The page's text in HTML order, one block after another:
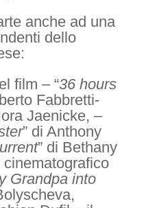
anche ad una
dello
film – “36 hours
Fabbretti-
Jaenicke, –
” di Anthony
” di Bethany
Grandpa into